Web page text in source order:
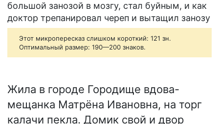
большой занозой в мозгу, стал буйным, и как
доктор трепанировал череп и вытащил занозу
Этот микропересказ слишком короткий: 121 зн.
Оптимальный размер: 190—200 знаков.
Жила в городе Городище вдова-
мещанка Матрёна Ивановна, на торг
калачи пекла. Домик свой и двор